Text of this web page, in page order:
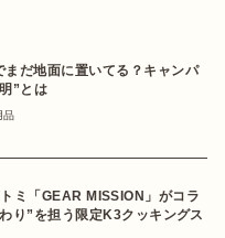
まだ地面に置いてる？キャンパ
”とは
品
ミ「GEAR MISSION」がコラ
り”を担う限定K3クッキングス